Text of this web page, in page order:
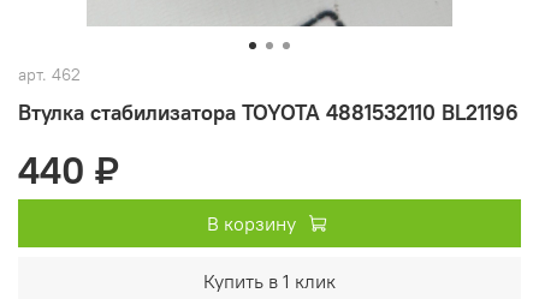
арт. 462
Втулка стабилизатора TOYOTA 4881532110 BL21196
440 ₽
В корзину
Купить в 1 клик